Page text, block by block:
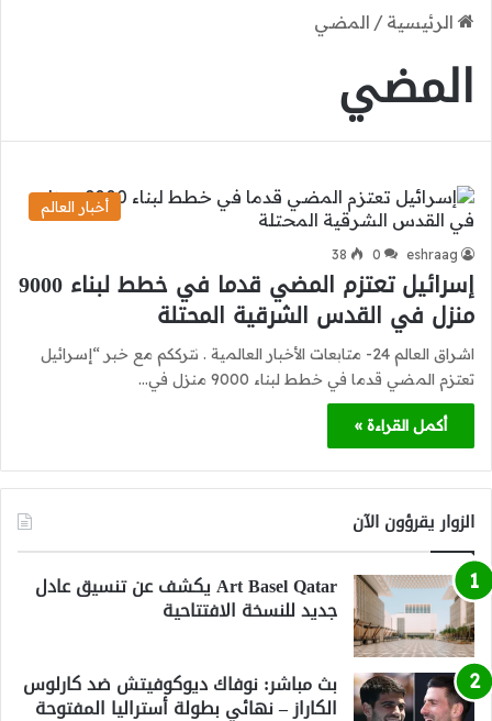
الرئيسية / المضي
المضي
أخبار العالم
eshraag
0
38
إسرائيل تعتزم المضي قدما في خطط لبناء 9000
منزل في القدس الشرقية المحتلة
اشراق العالم 24- متابعات الأخبار العالمية . نترككم مع خبر “إسرائيل
تعتزم المضي قدما في خطط لبناء 9000 منزل في…
أكمل القراءة »
الزوار يقرؤون الآن
Art Basel Qatar يكشف عن تنسيق عادل
جديد للنسخة الافتتاحية
بث مباشر: نوفاك ديوكوفيتش ضد كارلوس
الكاراز – نهائي بطولة أستراليا المفتوحة